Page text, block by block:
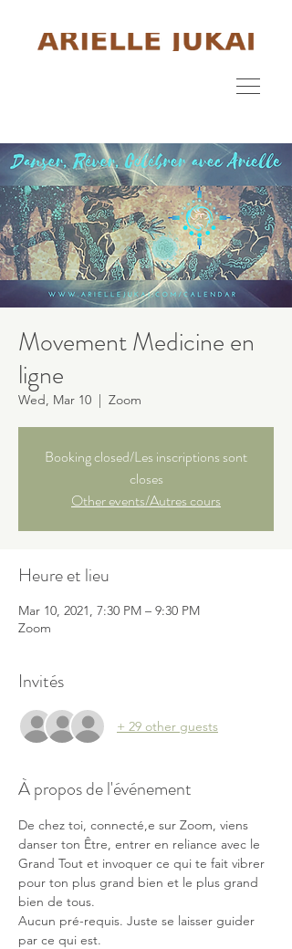
Movement Medicine en
ligne
Wed, Mar 10
  |
Zoom
Booking closed/Les inscriptions sont
closes
Other events/Autres cours
Heure et lieu
Mar 10, 2021, 7:30 PM – 9:30 PM
Zoom
Invités
+ 29 other guests
À propos de l'événement
De chez toi, connecté,e sur Zoom, viens
danser ton Être, entrer en reliance avec le
Grand Tout et invoquer ce qui te fait vibrer
pour ton plus grand bien et le plus grand
bien de tous.
Aucun pré-requis. Juste se laisser guider
par ce qui est.